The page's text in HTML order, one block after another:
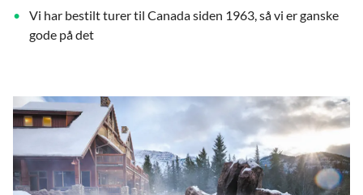
Vi har bestilt turer til Canada siden 1963, så vi er ganske
gode på det